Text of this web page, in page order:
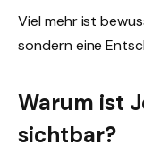
Viel mehr ist
sondern eine
Warum ist
sichtbar?